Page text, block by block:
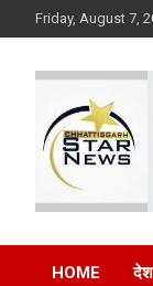
to
Friday, August 7,
HOME देश